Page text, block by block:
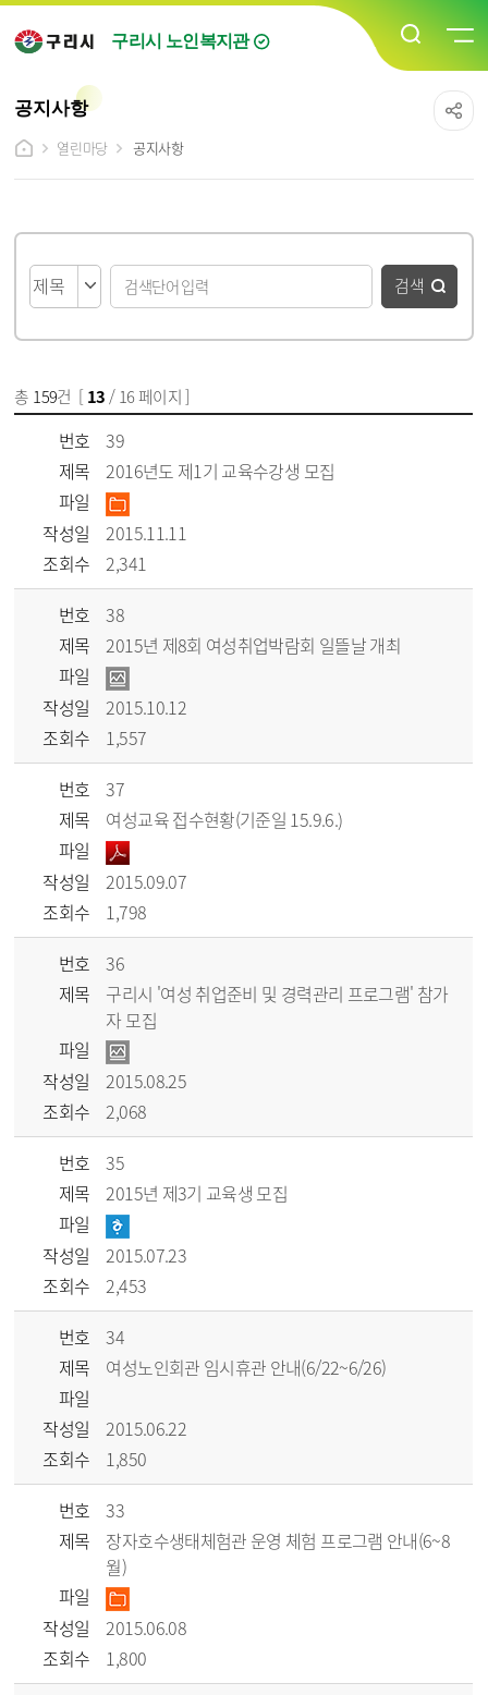
구리시 노인복지관
공지사항
열린마당
공지사항
검색
총 159건 [ 13 / 16 페이지 ]
번호
39
제목
2016년도 제1기 교육수강생 모집
파일
작성일
2015.11.11
조회수
2,341
번호
38
제목
2015년 제8회 여성취업박람회 일뜰날 개최
파일
작성일
2015.10.12
조회수
1,557
번호
37
제목
여성교육 접수현황(기준일 15.9.6.)
파일
작성일
2015.09.07
조회수
1,798
번호
36
제목
구리시 '여성 취업준비 및 경력관리 프로그램' 참가
자 모집
파일
작성일
2015.08.25
조회수
2,068
번호
35
제목
2015년 제3기 교육생 모집
파일
작성일
2015.07.23
조회수
2,453
번호
34
제목
여성노인회관 임시휴관 안내(6/22~6/26)
파일
작성일
2015.06.22
조회수
1,850
번호
33
제목
장자호수생태체험관 운영 체험 프로그램 안내(6~8
월)
파일
작성일
2015.06.08
조회수
1,800